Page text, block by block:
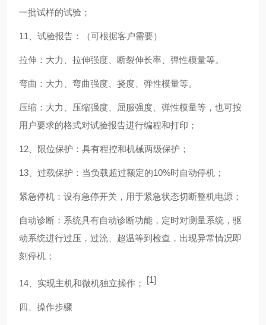
一批试样的试验；
11 、试验报告：（可根据客户需要）
拉伸：大力、拉伸强度、断裂伸长率、弹性模量等。
弯曲：大力、弯曲强度、挠度、弹性模量等。
压缩：大力、压缩强度、屈服强度、弹性模量等，也可按
用户要求的格式对试验报告进行编程和打印；
12 、限位保护：具有程控和机械两级保护；
13 、过载保护：当负载超过额定的10%时自动停机；
紧急停机：设有急停开关，用于紧急状态切断整机电源；
自动诊断：系统具有自动诊断功能，定时对测量系统，驱
动系统进行过压，过流、超温等到检查，出现异常情况即
刻停机；
14 、实现主机和微机独立操作； [1]
四、操作步骤